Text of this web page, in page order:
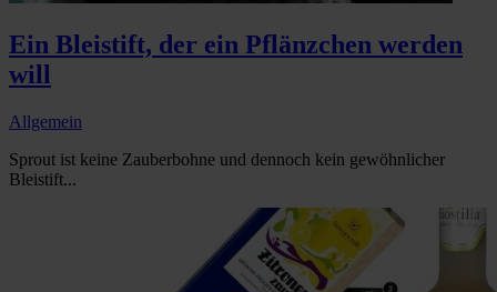
Ein Bleistift, der ein Pflänzchen werden
will
Allgemein
Sprout ist keine Zauberbohne und dennoch kein gewöhnlicher
Bleistift...